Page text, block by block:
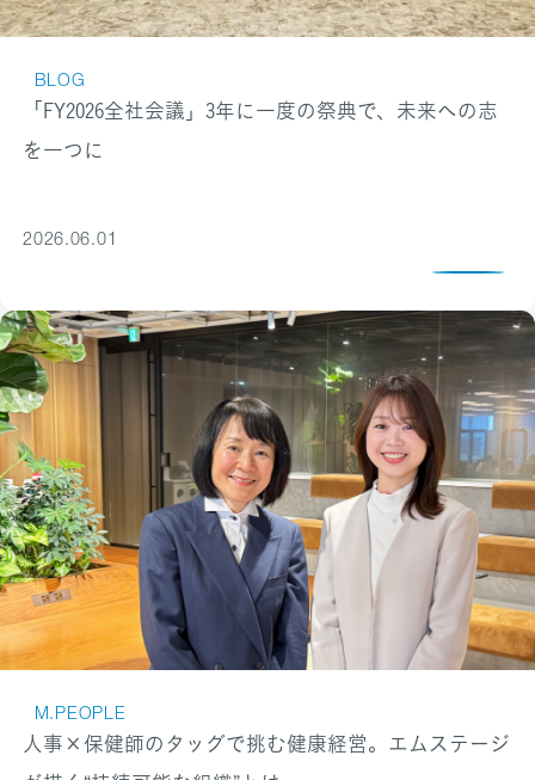
BLOG
「FY2026全社会議」3年に一度の祭典で、未来への志
を一つに
2026.06.01
M.PEOPLE
人事×保健師のタッグで挑む健康経営。エムステージ